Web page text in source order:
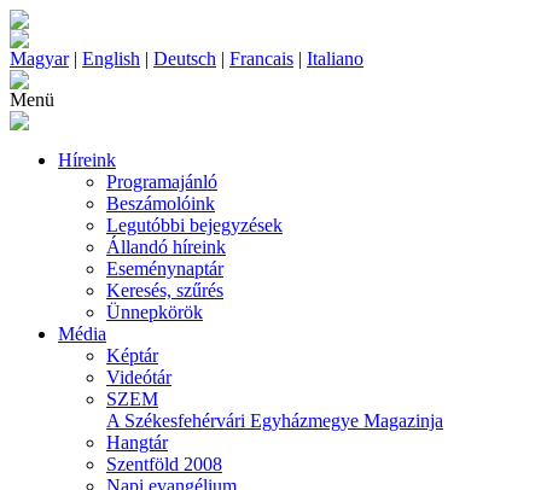
Magyar| English | Deutsch | Francais | Italiano
Menü
Híreink
Programajánló
Beszámolóink
Legutóbbi bejegyzések
Állandó híreink
Eseménynaptár
Keresés, szűrés
Ünnepkörök
Média
Képtár
Videótár
SZEM
A Székesfehérvári Egyházmegye Magazinja
Hangtár
Szentföld 2008
Napi evangélium